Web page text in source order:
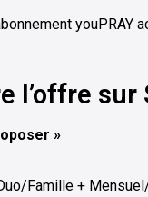
youPRAY
l’offre
»
Famille +